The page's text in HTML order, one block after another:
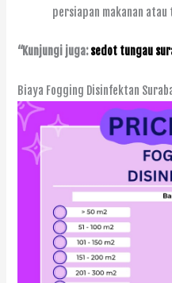
persiapan makanan
“Kunjungi juga:sedot tungau
Biaya Fogging Disinfektan